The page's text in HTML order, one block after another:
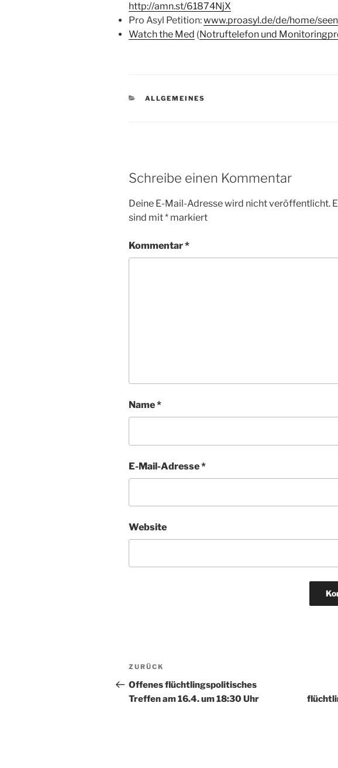
http://amn.st/61874NjX
Pro Asyl Petition:www.proasyl.de/de/home/
Watch the Med (Notruftelefon und
KATEGORIEN
ALLGEMEINES
Schreibe einen Kommentar
Deine E-Mail-Adresse wird nicht veröffentlicht.
sind mit* markiert
Kommentar*
Name*
E-Mail-Adresse*
Website
Beitragsnavigation
Vorheriger
Beitrag
ZURÜCK
Offenes flüchtlingspolitisches
Treffen am 16.4. um 18:30 Uhr